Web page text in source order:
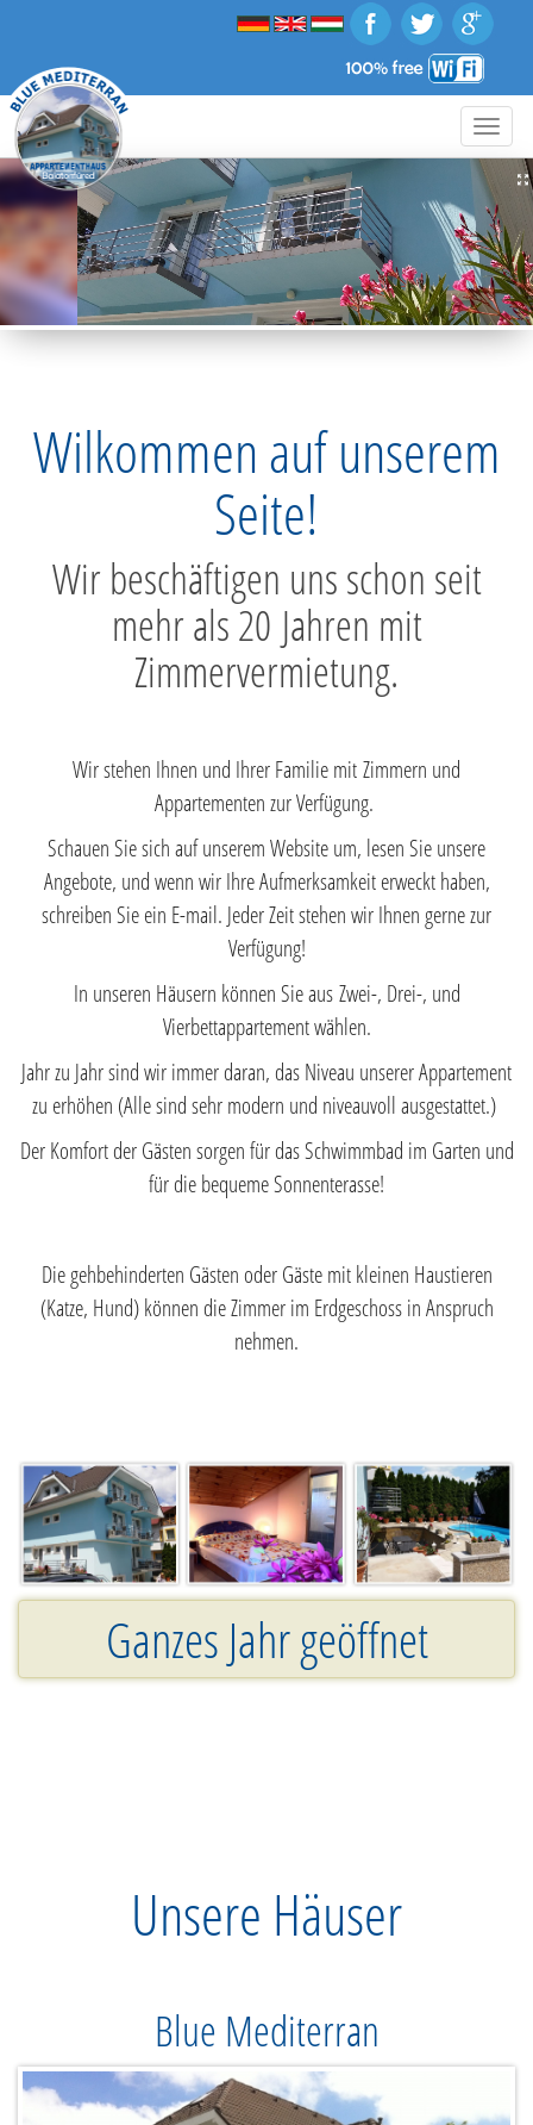
Toggle
Wilkommen auf unserem
Seite!
Wir beschäftigen uns schon seit
mehr als 20 Jahren mit
Zimmervermietung.
Wir stehen Ihnen und Ihrer Familie mit Zimmern und
Appartementen zur Verfügung.
Schauen Sie sich auf unserem Website um, lesen Sie unsere
Angebote, und wenn wir Ihre Aufmerksamkeit erweckt haben,
schreiben Sie ein E-mail. Jeder Zeit stehen wir Ihnen gerne zur
Verfügung!
In unseren Häusern können Sie aus Zwei-, Drei-, und
Vierbettappartement wählen.
Jahr zu Jahr sind wir immer daran, das Niveau unserer Appartement
zu erhöhen (Alle sind sehr modern und niveauvoll ausgestattet.)
Der Komfort der Gästen sorgen für das Schwimmbad im Garten und
für die bequeme Sonnenterasse!
Die gehbehinderten Gästen oder Gäste mit kleinen Haustieren
(Katze, Hund) können die Zimmer im Erdgeschoss in Anspruch
nehmen.
Ganzes Jahr geöffnet
Unsere Häuser
Blue Mediterran